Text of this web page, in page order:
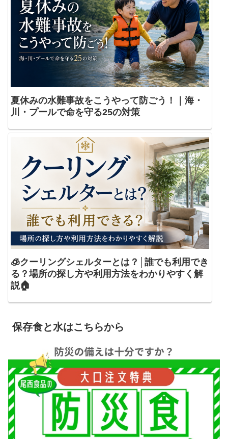
夏休みの水難事故をこうやって防ごう！｜海・
川・プールで命を守る25の対策
🧊クーリングシェルターとは？│誰でも利用でき
る？場所の探し方や利用方法をわかりやすく解
説🏠
保存食と水はこちらから